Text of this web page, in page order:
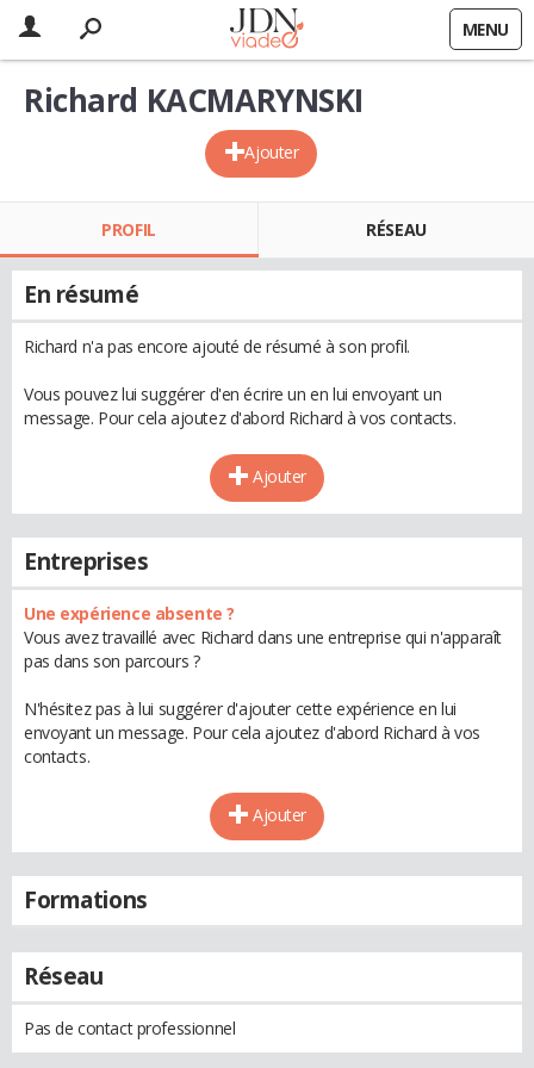
MENU
Ajouter
Richard KACMARYNSKI
PROFIL RÉSEAU
En résumé
Richard n'a pas encore ajouté de résumé à son profil.
Vous pouvez lui suggérer d'en écrire un en lui envoyant un
message. Pour cela ajoutez d'abord Richard à vos contacts.
Ajouter
Entreprises
Une expérience absente ?
Vous avez travaillé avec Richard dans une entreprise qui n'apparaît
pas dans son parcours ?
N'hésitez pas à lui suggérer d'ajouter cette expérience en lui
envoyant un message. Pour cela ajoutez d'abord Richard à vos
contacts.
Ajouter
Formations
Réseau
Pas de contact professionnel